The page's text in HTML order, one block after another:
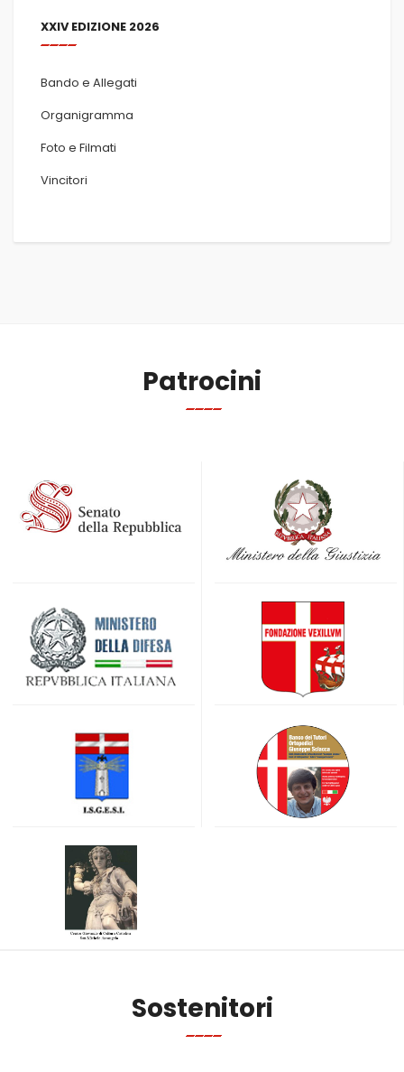
XXIV EDIZIONE 2026
Bando e Allegati
Organigramma
Foto e Filmati
Vincitori
Patrocini
Sostenitori